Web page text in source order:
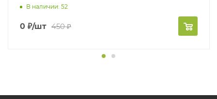
В наличии: 52
0 ₽/шт 450₽